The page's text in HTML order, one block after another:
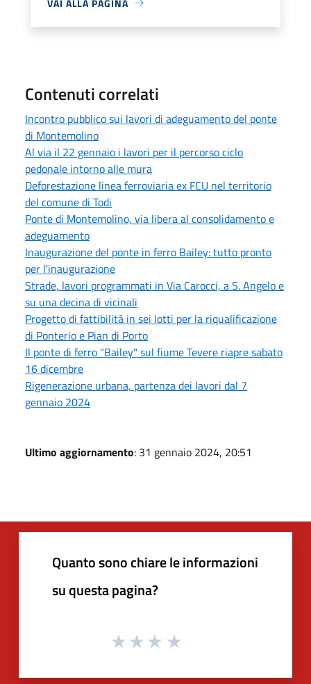
Contenuti correlati
Incontro pubblico sui lavori di adeguamento del ponte
di Montemolino
Al via il 22 gennaio i lavori per il percorso ciclo
pedonale intorno alle mura
Deforestazione linea ferroviaria ex FCU nel territorio
del comune di Todi
Ponte di Montemolino, via libera al consolidamento e
adeguamento
Inaugurazione del ponte in ferro Bailey: tutto pronto
per l'inaugurazione
Strade, lavori programmati in Via Carocci, a S. Angelo e
su una decina di vicinali
Progetto di fattibilità in sei lotti per la riqualificazione
di Ponterio e Pian di Porto
Il ponte di ferro "Bailey" sul fiume Tevere riapre sabato
16 dicembre
Rigenerazione urbana, partenza dei lavori dal 7
gennaio 2024
Ultimo aggiornamento: 31 gennaio 2024, 20:51
Quanto sono chiare le informazioni
su questa pagina?